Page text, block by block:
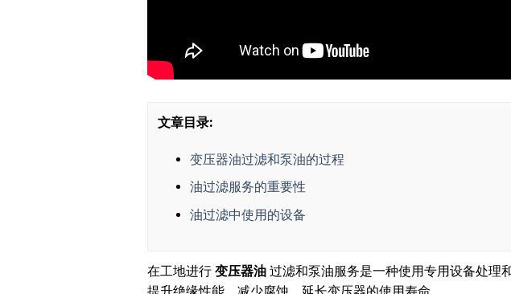
文章目录:
变压器油过滤和泵油的过程
油过滤服务的重要性
油过滤中使用的设备
在工地进行 变压器油过滤和泵油服务是一种使用专用设备处理